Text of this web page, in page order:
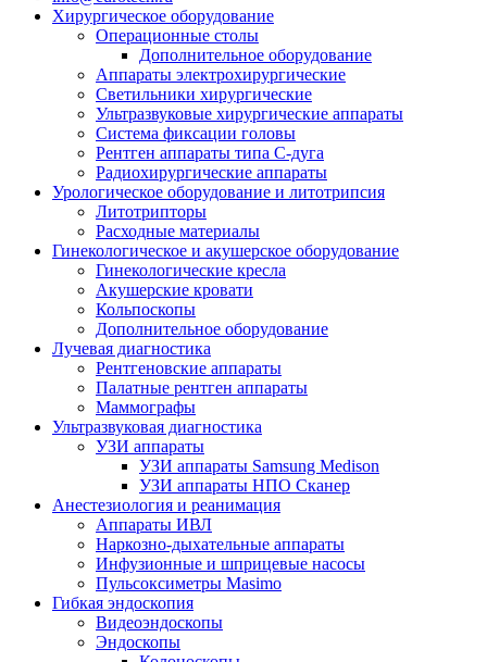
Хирургическое оборудование
Операционные столы
Дополнительное оборудование
Аппараты электрохирургические
Светильники хирургические
Ультразвуковые хирургические аппараты
Система фиксации головы
Рентген аппараты типа С-дуга
Радиохирургические аппараты
Урологическое оборудование и литотрипсия
Литотрипторы
Расходные материалы
Гинекологическое и акушерское оборудование
Гинекологические кресла
Акушерские кровати
Кольпоскопы
Дополнительное оборудование
Лучевая диагностика
Рентгеновские аппараты
Палатные рентген аппараты
Маммографы
Ультразвуковая диагностика
УЗИ аппараты
УЗИ аппараты Samsung Medison
УЗИ аппараты НПО Сканер
Анестезиология и реанимация
Аппараты ИВЛ
Наркозно-дыхательные аппараты
Инфузионные и шприцевые насосы
Пульсоксиметры Masimo
Гибкая эндоскопия
Видеоэндоскопы
Эндоскопы